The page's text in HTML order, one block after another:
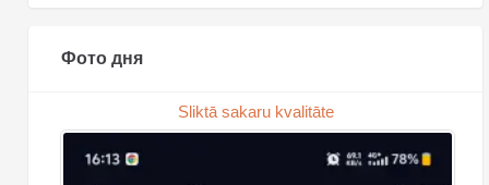
Фото дня
Sliktā sakaru kvalitāte